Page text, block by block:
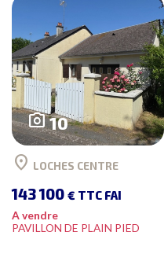
photo_camera10
location_on LOCHES CENTRE
143 100€ TTC FAI
A vendre
PAVILLON DE PLAIN PIED